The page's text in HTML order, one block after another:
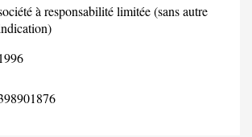
à responsabilité limitée (sans autre
1996